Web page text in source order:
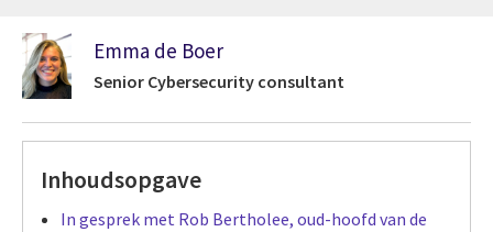
Emma de Boer
Senior Cybersecurity consultant
Inhoudsopgave
In gesprek met Rob Bertholee, oud-hoofd van de